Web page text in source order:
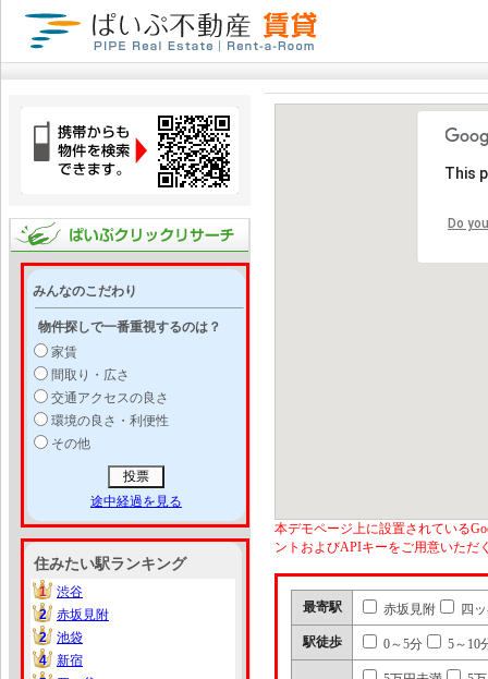
みんなのこだわり
物件探しで一番重視するのは？
家賃
間取り・広さ
交通アクセスの良さ
環境の良さ・利便性
その他
途中経過を見る
住みたい駅ランキング
1
1
渋谷
2
2
赤坂見附
2
2
池袋
4
4
新宿
This
Do
本デモページ上に設置されている
ントおよびAPIキーをご用意いただ
最寄駅 赤坂見附 四
駅徒歩 0～5分 5～10